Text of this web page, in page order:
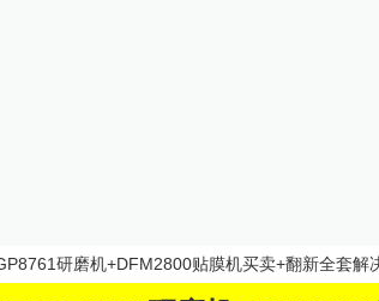
研磨机+DFM2800贴膜机买卖+翻新全套解